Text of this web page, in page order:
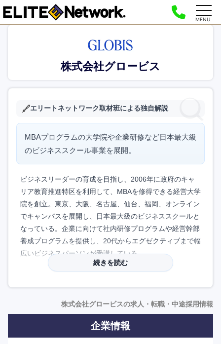
MENU
株式会社グロービス
エリートネットワーク取材班による独自解説
MBAプログラムの大学院や企業研修など日本最大級
のビジネススクール事業を展開。
ビジネスリーダーの育成を目指し、2006年に政府のキャ
リア教育推進特区を利用して、MBAを修得できる経営大学
院を創立。東京、大阪、名古屋、仙台、福岡、オンライン
でキャンパスを展開し、日本最大級のビジネススクールと
なっている。企業に向けて社内研修プログラムや経営幹部
養成プログラムを提供し、20代からエグゼクティブまで幅
広いビジネスパーソンが受講している。
個人・法人向けeラーニングサービス「GLOBIS学び放
題」を展開。書籍も数多く出版し、ベンチャー企業を育成
するベンチャーキャピタルを運営する。
海外事業にも注力し、中国、シンガポール、タイ、米国、
続きを読む
株式会社グロービスの求人・転職・中途採用情報
企業情報